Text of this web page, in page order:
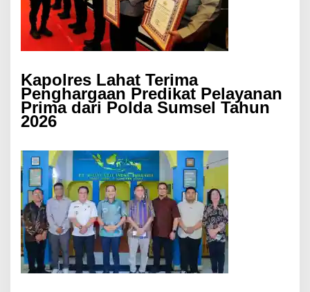
Kapolres Lahat Terima
Penghargaan Predikat Pelayanan
Prima dari Polda Sumsel Tahun
2026